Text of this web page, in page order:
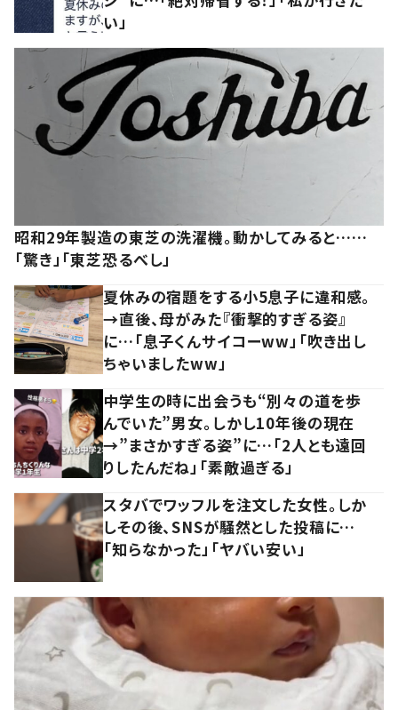
い」
昭和29年製造の東芝の洗濯機。動かしてみると……
「驚き」「東芝恐るべし」
夏休みの宿題をする小5息子に違和感。
→直後、母がみた『衝撃的すぎる姿』
に…「息子くんサイコーww」「吹き出し
ちゃいましたww」
中学生の時に出会うも“別々の道を歩
んでいた”男女。しかし10年後の現在
→”まさかすぎる姿”に…「2人とも遠回
りしたんだね」「素敵過ぎる」
スタバでワッフルを注文した女性。しか
しその後、SNSが騒然とした投稿に…
「知らなかった」「ヤバい安い」